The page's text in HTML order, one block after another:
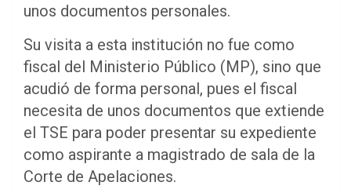
unos documentos personales.
Su visita a esta institución no fue como
fiscal del Ministerio Público (MP), sino que
acudió de forma personal, pues el fiscal
necesita de unos documentos que extiende
el TSE para poder presentar su expediente
como aspirante a magistrado de sala de la
Corte de Apelaciones.